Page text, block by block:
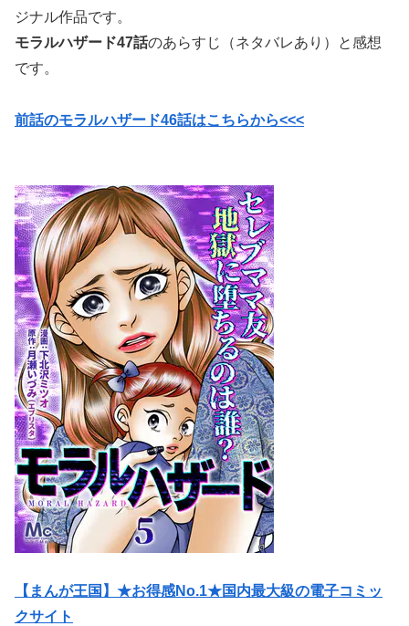
ジナル作品です。
モラルハザード47話のあらすじ（ネタバレあり）と感想
です。
前話のモラルハザード46話はこちらから<<<
【まんが王国】★お得感No.1★国内最大級の電子コミッ
クサイト